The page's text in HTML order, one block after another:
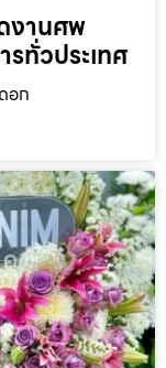
งานศพ
ทั่วประเทศ
อก